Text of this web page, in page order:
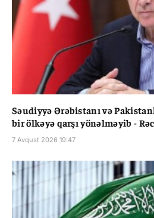
Səudiyyə Ərəbistanı və
bir ölkəyə qarşı yönəlməyib -
7 Avqust 2026 19:47